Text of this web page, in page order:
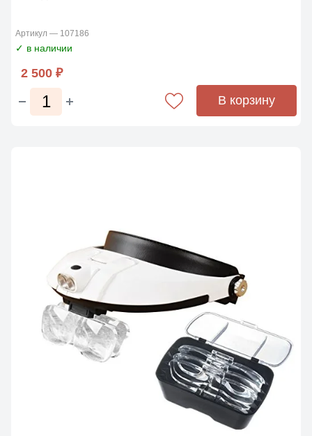
Артикул — 107186
✓ в наличии
2 500 ₽
В корзину